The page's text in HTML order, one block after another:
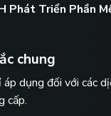
Phát Triển Phần
chung
áp dụng đối với các
cấp.